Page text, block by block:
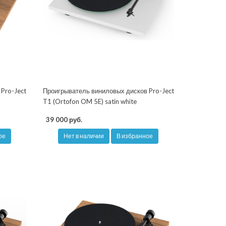
Pro-Ject
Проигрыватель виниловых дисков Pro-Ject
T1 (Ortofon OM 5E) satin white
39 000 руб.
Нет в наличии В избранное